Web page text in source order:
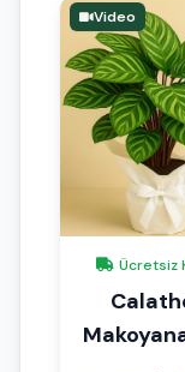
Video
Ücretsiz